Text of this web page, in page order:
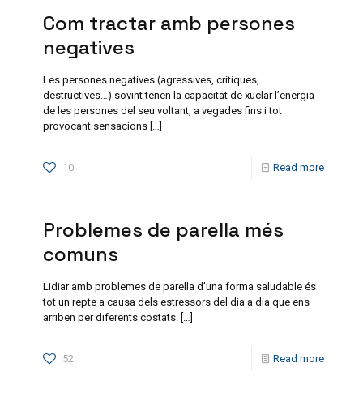
Com tractar amb persones
negatives
Les persones negatives (agressives, critiques,
destructives…) sovint tenen la capacitat de xuclar l’energia
de les persones del seu voltant, a vegades fins i tot
provocant sensacions […]
10 Read more
Problemes de parella més
comuns
Lidiar amb problemes de parella d’una forma saludable és
tot un repte a causa dels estressors del dia a dia que ens
arriben per diferents costats. […]
52 Read more